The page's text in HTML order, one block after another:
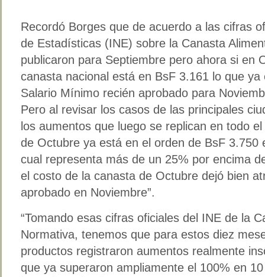
Recordó Borges que de acuerdo a las cifras
de Estadísticas (INE) sobre la Canasta
publicaron para Septiembre pero ahora si en
canasta nacional está en BsF 3.161 lo que
Salario Mínimo recién aprobado para
Pero al revisar los casos de las principales
los aumentos que luego se replican en todo
de Octubre ya está en el orden de BsF 3.750
cual representa más de un 25% por encima
el costo de la canasta de Octubre dejó bien
aprobado en Noviembre”.
“Tomando esas cifras oficiales del INE de la
Normativa, tenemos que para estos diez
productos registraron aumentos realmente
que ya superaron ampliamente el 100% en